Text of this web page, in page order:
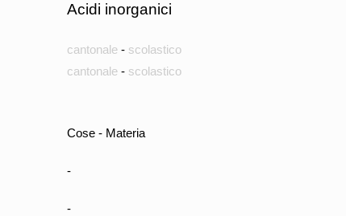
Acidi inorganici
cantonale - scolastico
cantonale - scolastico
Cose - Materia
-
-